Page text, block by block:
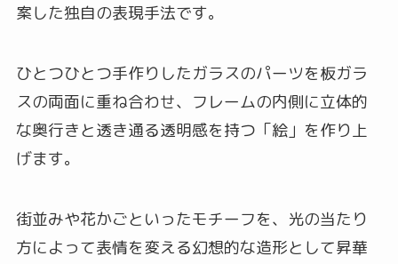
案した独自の表現手法です。
ひとつひとつ手作りしたガラスのパーツを板ガラ
スの両面に重ね合わせ、フレームの内側に立体的
な奥行きと透き通る透明感を持つ「絵」を作り上
げます。
街並みや花かごといったモチーフを、光の当たり
方によって表情を変える幻想的な造形として昇華